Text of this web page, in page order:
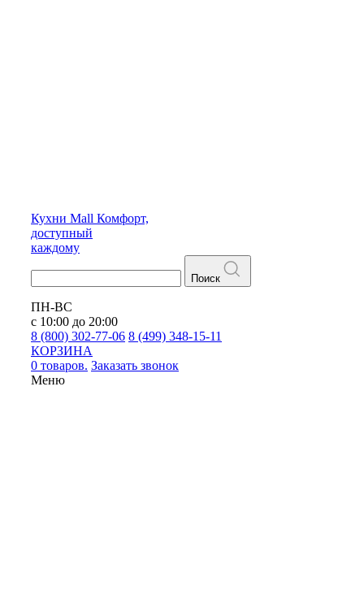
Кухни Mall Комфорт,
доступный
каждому
Поиск
ПН-ВС
с 10:00 до 20:00
8 (800) 302-77-06 8 (499) 348-15-11
КОРЗИНА
0 товаров. Заказать звонок
Меню